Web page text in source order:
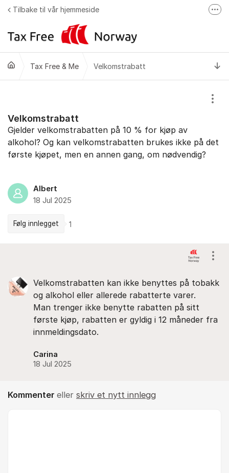
Gå til innhold
Tilbake til vår hjemmeside
Tax Free & Me Velkomstrabatt
Velkomstrabatt
Vis/
Gjelder velkomstrabatten på 10 % for kjøp av
alkohol? Og kan velkomstrabatten brukes ikke på det
første kjøpet, men en annen gang, om nødvendig?
Albert
18 Jul 2025
Følg innlegget 1
Velkomstrabatten kan ikke benyttes på tobakk
og alkohol eller allerede rabatterte varer.
Man trenger ikke benytte rabatten på sitt
første kjøp, rabatten er gyldig i 12 måneder fra
innmeldingsdato.
Carina
18 Jul 2025
Vis/
Kommenter eller skriv et nytt innlegg